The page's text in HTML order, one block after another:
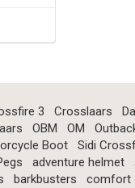
3 Crosslaars
OBM OM
Boot
Sidi
adventure helmet
barkbusters comfort